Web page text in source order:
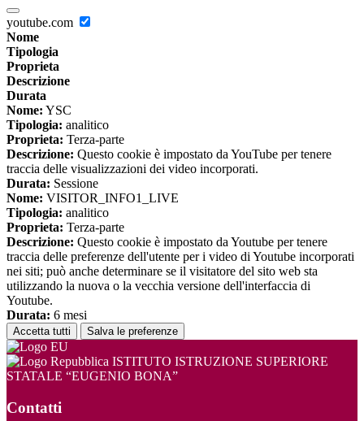
youtube.com
Nome
Tipologia
Proprieta
Descrizione
Durata
Nome: YSC
Tipologia: analitico
Proprieta: Terza-parte
Descrizione: Questo cookie è impostato da YouTube per tenere
traccia delle visualizzazioni dei video incorporati.
Durata: Sessione
Nome: VISITOR_INFO1_LIVE
Tipologia: analitico
Proprieta: Terza-parte
Descrizione: Questo cookie è impostato da Youtube per tenere
traccia delle preferenze dell'utente per i video di Youtube incorporati
nei siti; può anche determinare se il visitatore del sito web sta
utilizzando la nuova o la vecchia versione dell'interfaccia di
Youtube.
Durata: 6 mesi
Accetta tutti Salva le preferenze
ISTITUTO ISTRUZIONE SUPERIORE
STATALE “EUGENIO BONA”
Contatti